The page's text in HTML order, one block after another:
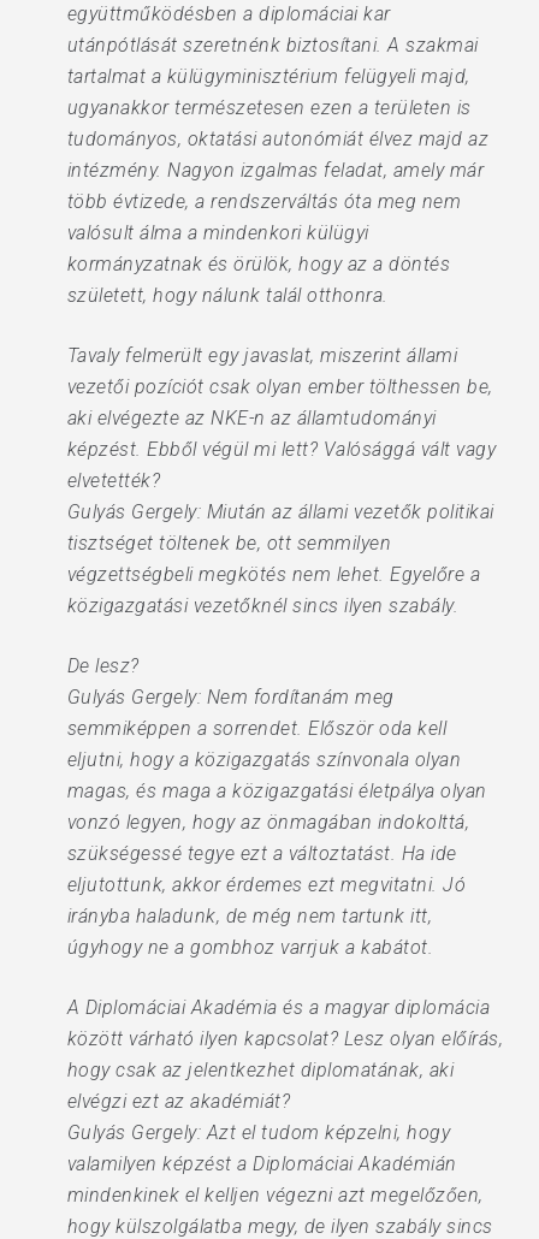
együttműködésben a diplomáciai kar
utánpótlását szeretnénk biztosítani. A szakmai
tartalmat a külügyminisztérium felügyeli majd,
ugyanakkor természetesen ezen a területen is
tudományos, oktatási autonómiát élvez majd az
intézmény. Nagyon izgalmas feladat, amely már
több évtizede, a rendszerváltás óta meg nem
valósult álma a mindenkori külügyi
kormányzatnak és örülök, hogy az a döntés
született, hogy nálunk talál otthonra.
Tavaly felmerült egy javaslat, miszerint állami
vezetői pozíciót csak olyan ember tölthessen be,
aki elvégezte az NKE-n az államtudományi
képzést. Ebből végül mi lett? Valósággá vált vagy
elvetették?
Gulyás Gergely: Miután az állami vezetők politikai
tisztséget töltenek be, ott semmilyen
végzettségbeli megkötés nem lehet. Egyelőre a
közigazgatási vezetőknél sincs ilyen szabály.
De lesz?
Gulyás Gergely: Nem fordítanám meg
semmiképpen a sorrendet. Először oda kell
eljutni, hogy a közigazgatás színvonala olyan
magas, és maga a közigazgatási életpálya olyan
vonzó legyen, hogy az önmagában indokolttá,
szükségessé tegye ezt a változtatást. Ha ide
eljutottunk, akkor érdemes ezt megvitatni. Jó
irányba haladunk, de még nem tartunk itt,
úgyhogy ne a gombhoz varrjuk a kabátot.
A Diplomáciai Akadémia és a magyar diplomácia
között várható ilyen kapcsolat? Lesz olyan előírás,
hogy csak az jelentkezhet diplomatának, aki
elvégzi ezt az akadémiát?
Gulyás Gergely: Azt el tudom képzelni, hogy
valamilyen képzést a Diplomáciai Akadémián
mindenkinek el kelljen végezni azt megelőzően,
hogy külszolgálatba megy, de ilyen szabály sincs